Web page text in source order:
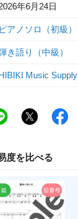
年6月24日
ピアノソロ（初級）
き語り（中級）
Music Supply
度を比べる